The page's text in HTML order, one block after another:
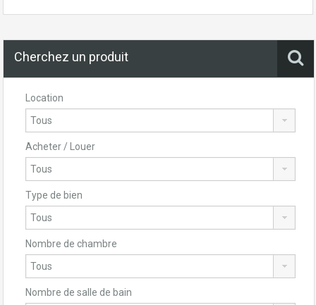
Cherchez un produit
Location
Acheter / Louer
Type de bien
Nombre de chambre
Nombre de salle de bain